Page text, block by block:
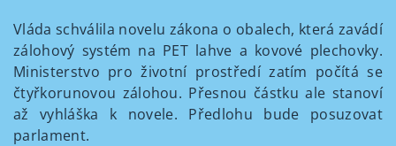
Vláda schválila novelu zákona o obalech, která zavádí
zálohový systém na PET lahve a kovové plechovky.
Ministerstvo pro životní prostředí zatím počítá se
čtyřkorunovou zálohou. Přesnou částku ale stanoví
až vyhláška k novele. Předlohu bude posuzovat
parlament.